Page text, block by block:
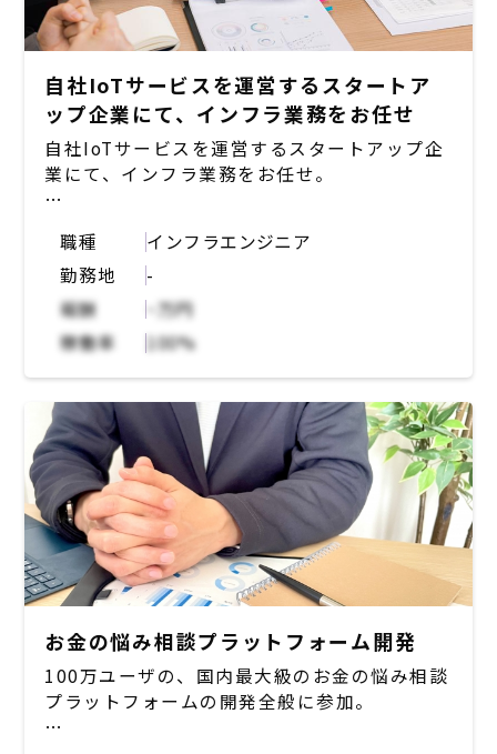
自社IoTサービスを運営するスタートア
ップ企業にて、インフラ業務をお任せ
自社IoTサービスを運営するスタートアップ企
業にて、インフラ業務をお任せ。
自社開発している複数のアプリで利用するイン
フラ部分を担っていただきたい模様。水処理周
りをIoTを用いてサポートするシステムのた
め、業界知識のキャッチアップもいただきなが
ら参加。
始めは社内のエンジニアの指示を聞きながら一
緒に業務遂行していきますが、積極的な提案を
していただいたりなど、協力しながら一緒に業
務を進めていただける方が理想。
職種
インフラエンジニア
勤務地
-
報酬
~万円
稼働率
100%
お金の悩み相談プラットフォーム開発
100万ユーザの、国内最大級のお金の悩み相談
プラットフォームの開発全般に参加。